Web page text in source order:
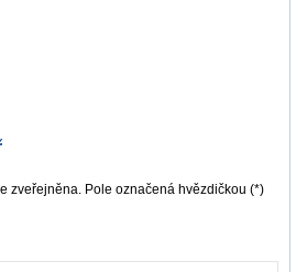
zveřejněna. Pole označená hvězdičkou (*)